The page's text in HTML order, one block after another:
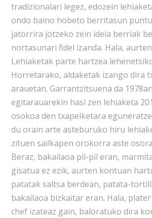
tradizionalari legez, edozein
ondo baino hobeto berritasun
jatorrira jotzeko zein ideia berriak
nortasunari fidel izanda. Hala,
Lehiaketak parte hartzea
Horretarako, aldaketak izango dira
arauetan. Garrantzitsuena da
egitarauarekin hasi zen lehiaketa
osokoa den txapelketara
du orain arte asteburuko hiru
zituen sailkapen orokorra aste
Beraz, bakailaoa pil-pil eran,
gisatua ez ezik, aurten kontuan
patatak saltsa berdean, patata-
bakailaoa bizkaitar eran. Hala,
chef izateaz gain, baloratuko dira